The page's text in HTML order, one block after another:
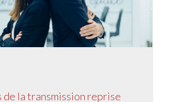
de la transmission reprise